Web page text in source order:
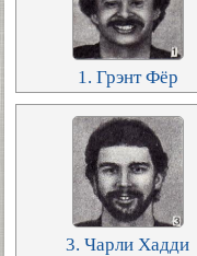
1. Грэнт Фёр
3. Чарли Хадди